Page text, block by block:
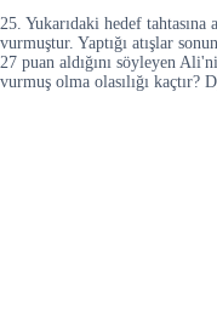
25. Yukarıdaki hedef tahtasına
vurmuştur. Yaptığı atışlar
27 puan aldığını söyleyen
vurmuş olma olasılığı